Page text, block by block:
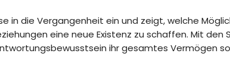
in die Vergangenheit ein und zeigt, welche
eine neue Existenz zu schaffen. Mit den
ihr gesamtes Vermögen